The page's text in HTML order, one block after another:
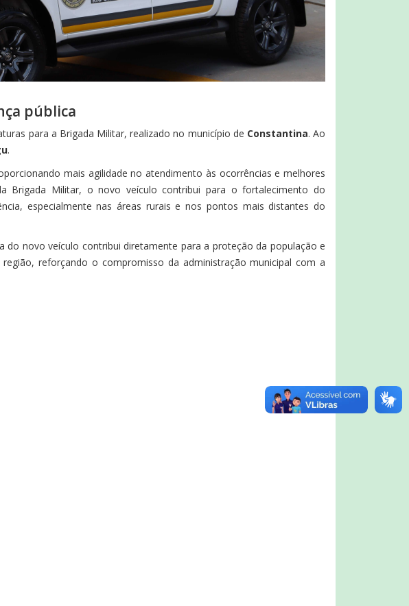
pública
para a Brigada Militar, realizado no município de Constantina. Ao
.
mais agilidade no atendimento às ocorrências e melhores
Brigada Militar, o novo veículo contribui para o fortalecimento do
especialmente nas áreas rurais e nos pontos mais distantes do
novo veículo contribui diretamente para a proteção da população e
reforçando o compromisso da administração municipal com a